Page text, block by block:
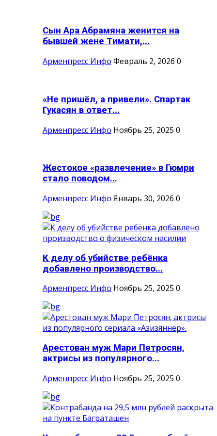
Сын Ара Абрамяна женится на
бывшей жене Тимати,...
Арменпресс Инфо Февраль 2, 2026 0
«Не пришёл, а привели». Спартак
Гукасян в ответ...
Арменпресс Инфо Ноябрь 25, 2025 0
Жестокое «развлечение» в Гюмри
стало поводом...
Арменпресс Инфо Январь 30, 2026 0
К делу об убийстве ребёнка
добавлено производство...
Арменпресс Инфо Ноябрь 25, 2025 0
Арестован муж Мари Петросян,
актрисы из популярного...
Арменпресс Инфо Ноябрь 25, 2025 0